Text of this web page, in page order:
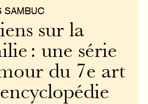
SAMBUC
sur la
: une série
du 7e art